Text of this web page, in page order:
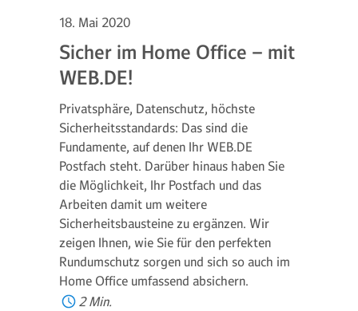
18. Mai 2020
Sicher im Home Office – mit
WEB.DE!
Privatsphäre, Datenschutz, höchste
Sicherheitsstandards: Das sind die
Fundamente, auf denen Ihr WEB.DE
Postfach steht. Darüber hinaus haben Sie
die Möglichkeit, Ihr Postfach und das
Arbeiten damit um weitere
Sicherheitsbausteine zu ergänzen. Wir
zeigen Ihnen, wie Sie für den perfekten
Rundumschutz sorgen und sich so auch im
Home Office umfassend absichern.
2 Min.